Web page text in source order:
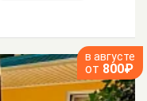
в августе
от 800₽